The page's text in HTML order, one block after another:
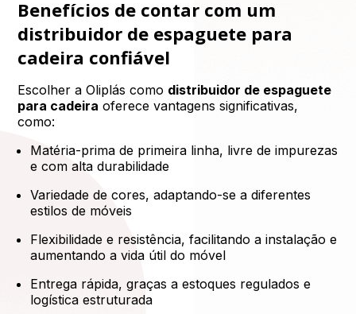
Benefícios de contar com um
distribuidor de espaguete para
cadeira confiável
Escolher a Oliplás como distribuidor de espaguete
para cadeira oferece vantagens significativas,
como:
Matéria-prima de primeira linha, livre de impurezas
e com alta durabilidade
Variedade de cores, adaptando-se a diferentes
estilos de móveis
Flexibilidade e resistência, facilitando a instalação e
aumentando a vida útil do móvel
Entrega rápida, graças a estoques regulados e
logística estruturada